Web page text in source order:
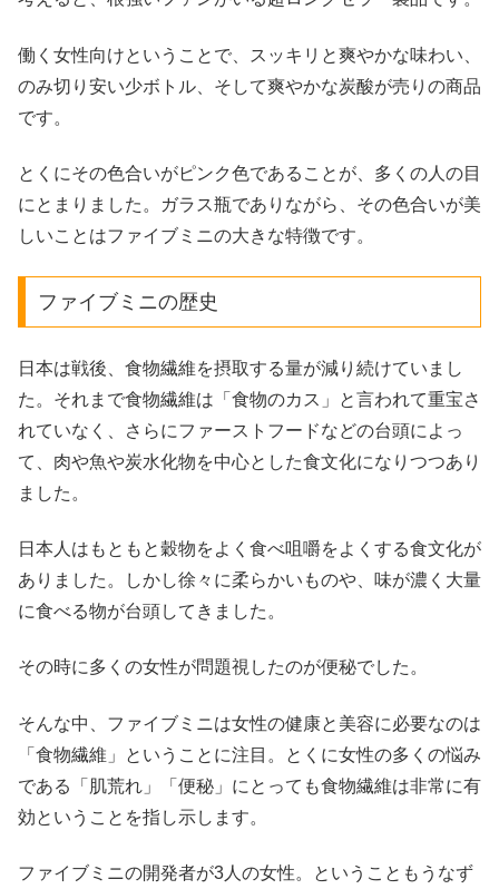
働く女性向けということで、スッキリと爽やかな味わい、
のみ切り安い少ボトル、そして爽やかな炭酸が売りの商品
です。
とくにその色合いがピンク色であることが、多くの人の目
にとまりました。ガラス瓶でありながら、その色合いが美
しいことはファイブミニの大きな特徴です。
ファイブミニの歴史
日本は戦後、食物繊維を摂取する量が減り続けていまし
た。それまで食物繊維は「食物のカス」と言われて重宝さ
れていなく、さらにファーストフードなどの台頭によっ
て、肉や魚や炭水化物を中心とした食文化になりつつあり
ました。
日本人はもともと穀物をよく食べ咀嚼をよくする食文化が
ありました。しかし徐々に柔らかいものや、味が濃く大量
に食べる物が台頭してきました。
その時に多くの女性が問題視したのが便秘でした。
そんな中、ファイブミニは女性の健康と美容に必要なのは
「食物繊維」ということに注目。とくに女性の多くの悩み
である「肌荒れ」「便秘」にとっても食物繊維は非常に有
効ということを指し示します。
ファイブミニの開発者が3人の女性。ということもうなず